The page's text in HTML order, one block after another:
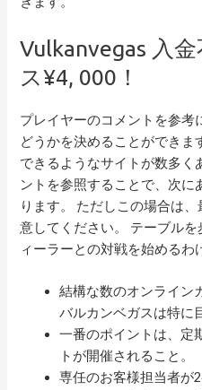
Vulkanvegas 入
ス¥4, 000！
プレイヤーのコメントを参考
どうかを決めることができま
できるようなサイトが数多く
ントを参照することで、次に
ります。 ただしこの場合は
意してください。 テーブル
ィーラーとの対戦を始めるわ
結構な数のオンライン
バルカンベガスは特に
一番のポイントは、定
トが開催されること。
専任のお客様担当者が